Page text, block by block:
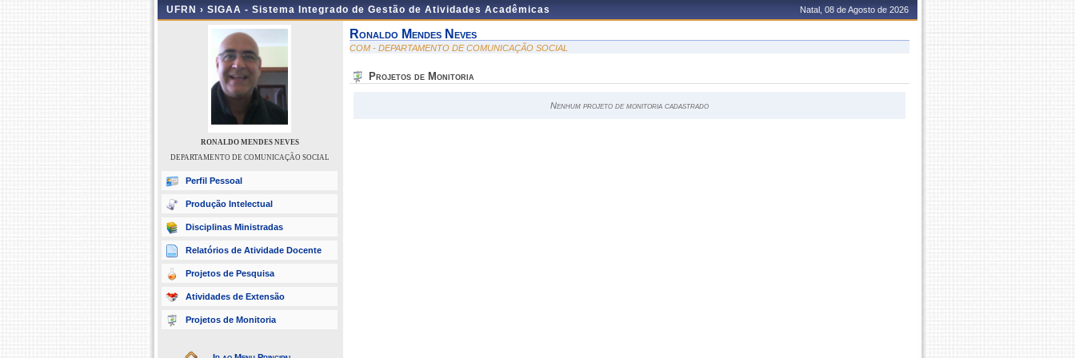
UFRN › SIGAA - Sistema Integrado de Gestão de Atividades Acadêmicas Natal, 08 de Agosto de 2026
RONALDO MENDES NEVES
DEPARTAMENTO DE COMUNICAÇÃO SOCIAL
Perfil Pessoal
Produção Intelectual
Disciplinas Ministradas
Relatórios de Atividade Docente
Projetos de Pesquisa
Atividades de Extensão
Projetos de Monitoria
Ronaldo Mendes Neves
COM - DEPARTAMENTO DE COMUNICAÇÃO SOCIAL
Projetos de Monitoria
Nenhum projeto de monitoria cadastrado